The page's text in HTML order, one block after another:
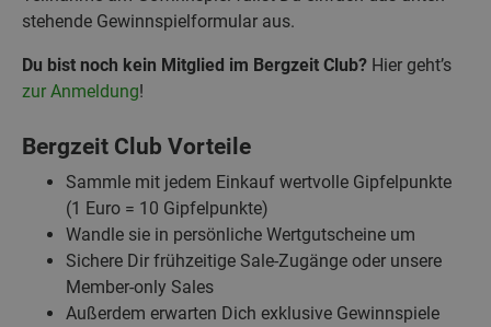
stehende Gewinnspielformular aus.
Du bist noch kein Mitglied im Bergzeit Club? Hier geht’s
zur Anmeldung!
Bergzeit Club Vorteile
Sammle mit jedem Einkauf wertvolle Gipfelpunkte
(1 Euro = 10 Gipfelpunkte)
Wandle sie in persönliche Wertgutscheine um
Sichere Dir frühzeitige Sale-Zugänge oder unsere
Member-only Sales
Außerdem erwarten Dich exklusive Gewinnspiele